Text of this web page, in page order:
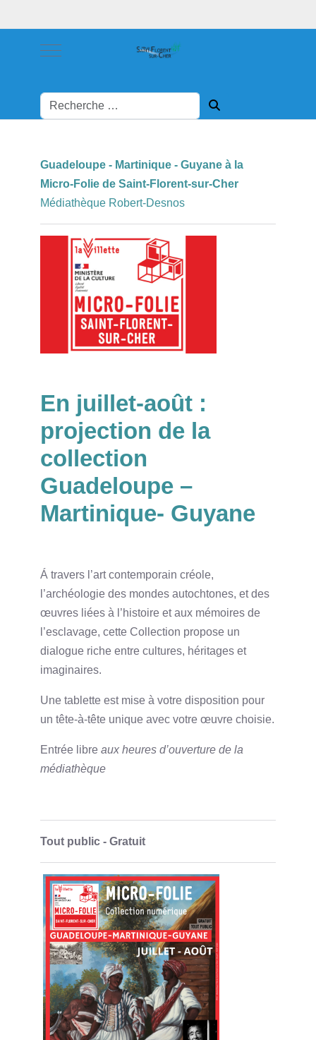
Mobile Menu Toggle
Guadeloupe - Martinique - Guyane à la
Micro-Folie de Saint-Florent-sur-Cher
Médiathèque Robert-Desnos
En juillet-août :
projection de la
collection
Guadeloupe –
Martinique- Guyane
Á travers l’art contemporain créole,
l’archéologie des mondes autochtones, et des
œuvres liées à l’histoire et aux mémoires de
l’esclavage, cette Collection propose un
dialogue riche entre cultures, héritages et
imaginaires.
Une tablette est mise à votre disposition pour
un tête-à-tête unique avec votre œuvre choisie.
Entrée libre aux heures d’ouverture de la
médiathèque
Tout public - Gratuit